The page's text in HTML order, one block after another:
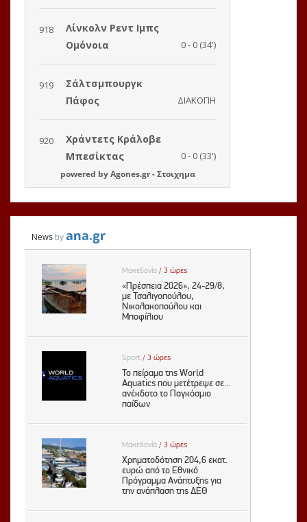
powered byAgones.gr-Στοιχημα